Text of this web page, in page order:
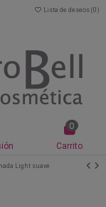
Lista de deseos (0 )
0
Carrito
Light suave